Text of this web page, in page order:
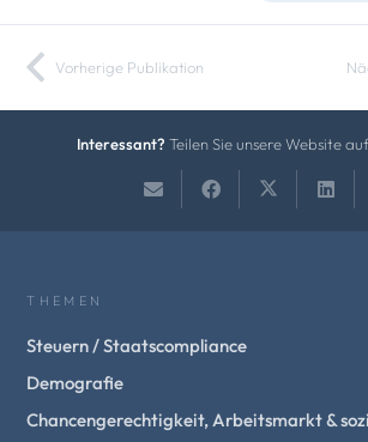
Vorherige Publikation
Interessant? Teilen Sie unsere Website
THEMEN
Steuern / Staatscompliance
Demografie
Chancengerechtigkeit, Arbeitsmarkt &